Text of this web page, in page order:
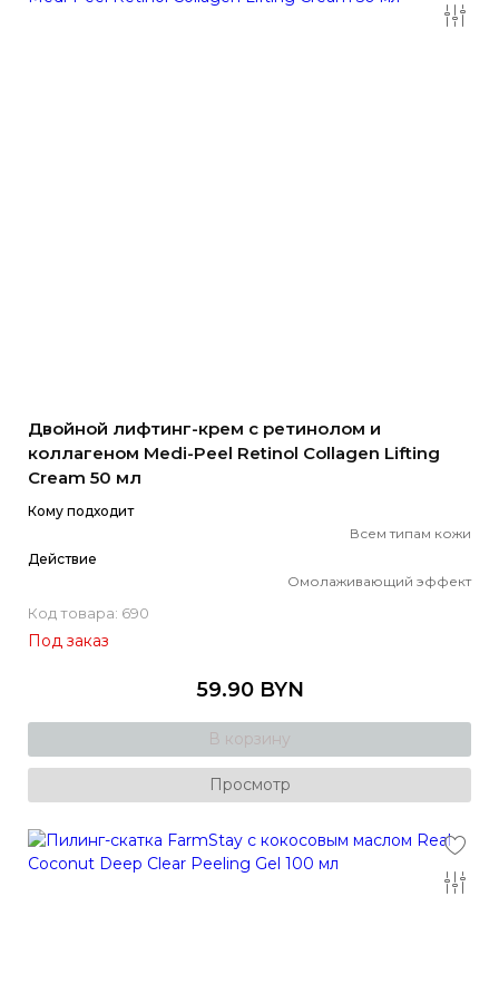
Двойной лифтинг-крем с ретинолом и
коллагеном Medi-Peel Retinol Collagen Lifting
Cream 50 мл
Кому подходит
Всем типам кожи
Действие
Омолаживающий эффект
Код товара: 690
Под заказ
59.90 BYN
В корзину
Просмотр